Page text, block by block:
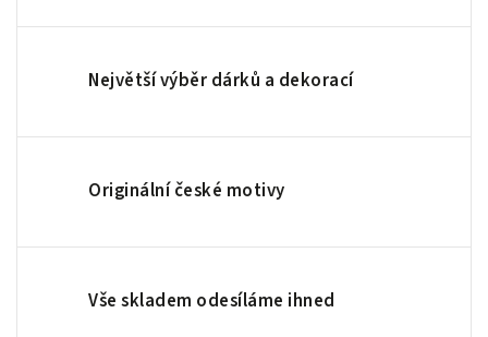
Největší výběr dárků a dekorací
Originální české motivy
Vše skladem odesíláme ihned